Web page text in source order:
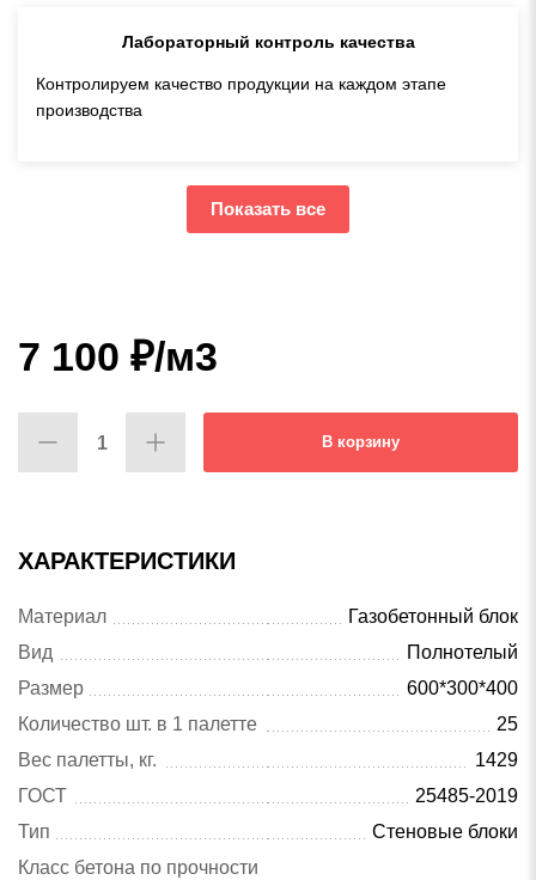
Лабораторный контроль качества
Контролируем качество продукции на каждом этапе
производства
Показать все
7 100 ₽/м3
В корзину
ХАРАКТЕРИСТИКИ
Материал
Газобетонный блок
Вид
Полнотелый
Размер
600*300*400
Количество шт. в 1 палетте
25
Вес палетты, кг.
1429
ГОСТ
25485-2019
Тип
Стеновые блоки
Класс бетона по прочности